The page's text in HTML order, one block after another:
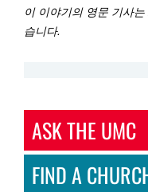
이 이야기의 영문 기사
습니다.
ASK THE UMC
FIND A